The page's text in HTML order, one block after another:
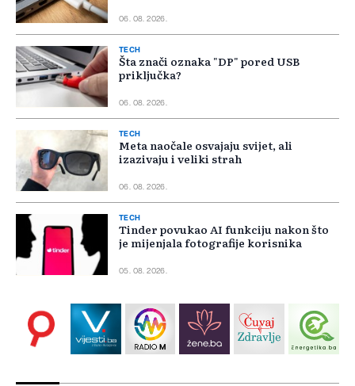
06. 08. 2026.
TECH
Šta znači oznaka "DP" pored USB
priključka?
06. 08. 2026.
TECH
Meta naočale osvajaju svijet, ali
izazivaju i veliki strah
06. 08. 2026.
TECH
Tinder povukao AI funkciju nakon što
je mijenjala fotografije korisnika
05. 08. 2026.